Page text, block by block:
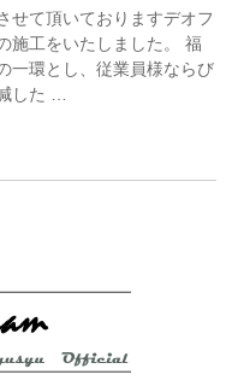
せて頂いておりますデオフ
施工をいたしました。 福
一環とし、従業員様ならび
した …